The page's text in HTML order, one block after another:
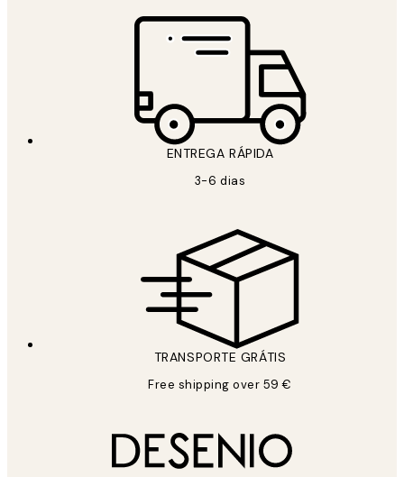
ENTREGA RÁPIDA
3-6 dias
TRANSPORTE GRÁTIS
Free shipping over 59 €